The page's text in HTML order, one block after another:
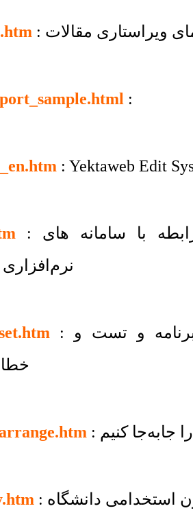
ویراستاری مقالات
:
: Yektaweb Edit
: فهرست مقالات و راهنماهای متنوع در رابطه با سامانه های
: راهنمای روش های ارسال ایمیل توسط برنامه و تست و
جابه‌جا کنیم
استخدامی دانشگاه